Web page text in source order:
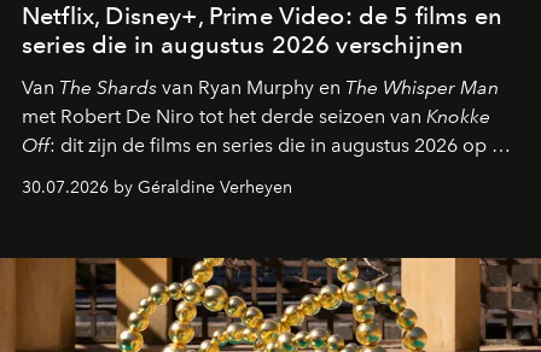
Netflix, Disney+, Prime Video: de 5 films en
series die in augustus 2026 verschijnen
Van The Shards van Ryan Murphy en The Whisper Man
met Robert De Niro tot het derde seizoen van Knokke
Off: dit zijn de films en series die in augustus 2026 op de
streamingplatformen verschijnen.
30.07.2026 by Géraldine Verheyen